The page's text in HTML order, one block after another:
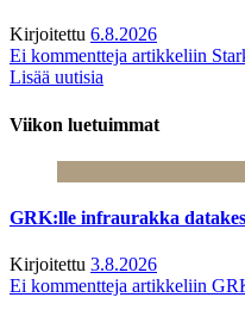
Kirjoitettu 6.8.2026
Ei kommentteja artikkeliin
Lisää uutisia
Viikon luetuimmat
GRK:lle infraurakka
Kirjoitettu 3.8.2026
Ei kommentteja artikkeliin